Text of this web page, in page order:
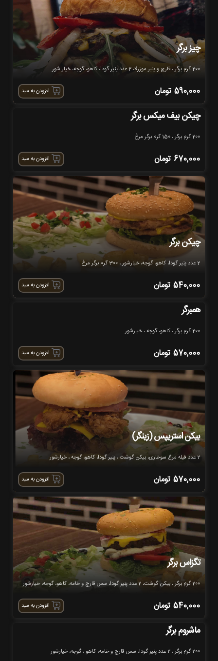
چیز برگر
200 گرم برگر ، قارچ و پنیر موزرلا، 2 عدد پنیر گودا، کاهو، گوجه، خیار شور
590,000 تومان افزودن به سبد
چیکن بیف میکس برگر
200 گرم برگر ، 150 گرم برگر مرغ
670,000 تومان افزودن به سبد
چیکن برگر
2 عدد پنیر گودا، کاهو، گوجه، خیارشور ، 300 گرم برگر مرغ
540,000 تومان افزودن به سبد
همبرگر
200 گرم برگر ، کاهو، گوجه ، خیارشور
570,000 تومان افزودن به سبد
بیکن استریپس (زینگر)
2 عدد فیله مرغ سوخاری، بیکن گوشت ، پنیر گودا، کاهو، گوجه ، خیارشور
570,000 تومان افزودن به سبد
تگزاس برگر
200 گرم برگر ، بیکن گوشت، 2 عدد پنیر گودا، سس قارچ و خامه، کاهو، گوجه، خیارشور
540,000 تومان افزودن به سبد
ماشروم برگر
200 گرم برگر ، 2 عدد پنیر گودا، سس قارچ و خامه، کاهو ، گوجه، خیارشور